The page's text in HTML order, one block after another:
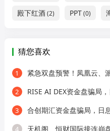
殿下红酒(2) PPT(0)
猜您喜欢
1 紧急双盘预警！凤凰云、派选商城
2 RISE AI DEX资金盘骗局，日化
3 合创期汇资金盘骗局，日息1%
4 天机阁、恒财国际接连崩